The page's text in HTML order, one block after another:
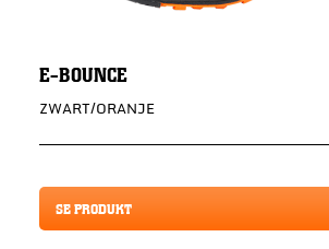
E-BOUNCE
ZWART/ORANJE
SE PRODUKT